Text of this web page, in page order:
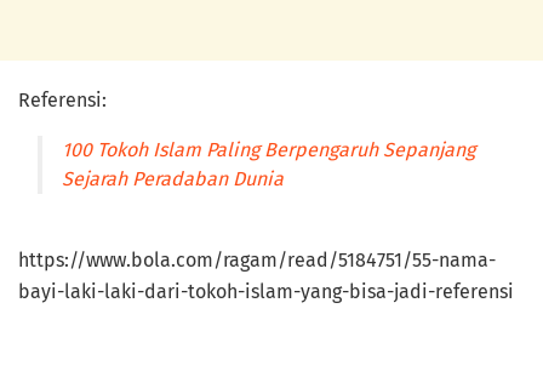
Referensi:
100 Tokoh Islam Paling Berpengaruh Sepanjang
Sejarah Peradaban Dunia
https://www.bola.com/ragam/read/5184751/55-nama-
bayi-laki-laki-dari-tokoh-islam-yang-bisa-jadi-referensi